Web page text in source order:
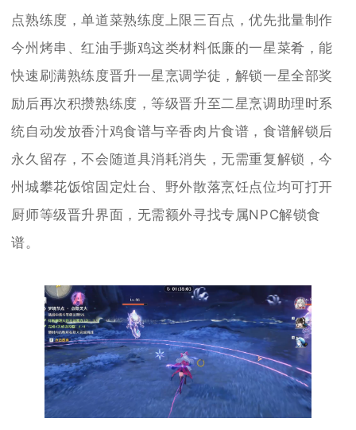
点熟练度，单道菜熟练度上限三百点，优先批量制作
今州烤串、红油手撕鸡这类材料低廉的一星菜肴，能
快速刷满熟练度晋升一星烹调学徒，解锁一星全部奖
励后再次积攒熟练度，等级晋升至二星烹调助理时系
统自动发放香汁鸡食谱与辛香肉片食谱，食谱解锁后
永久留存，不会随道具消耗消失，无需重复解锁，今
州城攀花饭馆固定灶台、野外散落烹饪点位均可打开
厨师等级晋升界面，无需额外寻找专属NPC解锁食
谱。